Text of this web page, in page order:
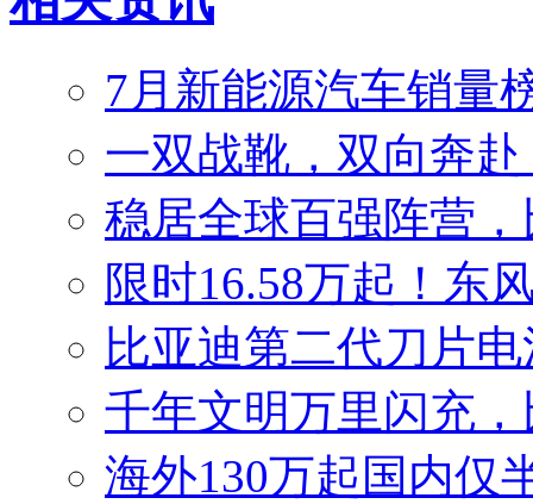
7月新能源汽车销量
一双战靴，双向奔
稳居全球百强阵营
限时16.58万起！东
比亚迪第二代刀片
千年文明万里闪充
海外130万起国内仅